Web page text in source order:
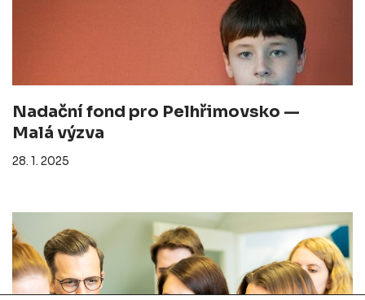
Nadační fond pro Pelhřimovsko —
Malá výzva
28. 1. 2025